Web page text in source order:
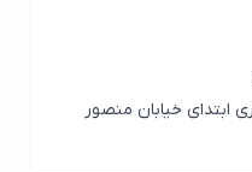
خیابان منصور